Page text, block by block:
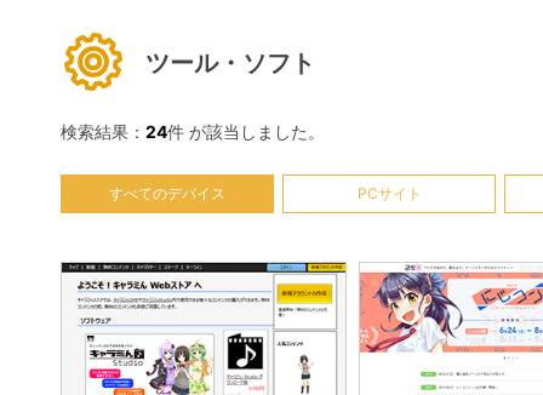
ツール・ソフト
検索結果： 24件 が該当しました。
すべてのデバイス PCサイト